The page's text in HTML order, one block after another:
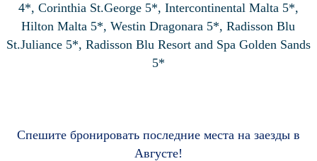
4*, Corinthia St.George 5*, Intercontinental Malta 5*,
Hilton Malta 5*, Westin Dragonara 5*, Radisson Blu
St.Juliance 5*, Radisson Blu Resort and Spa Golden Sands
5*
Спешите бронировать последние места на заезды в
Августе!